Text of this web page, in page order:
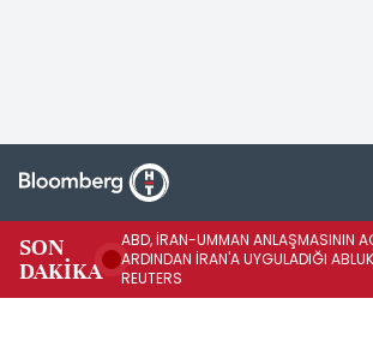
SON
DAKİKA
ABD, İRAN-UMMAN ANLAŞMASININ
ARDINDAN İRAN'A UYGULADIĞI
REUTERS